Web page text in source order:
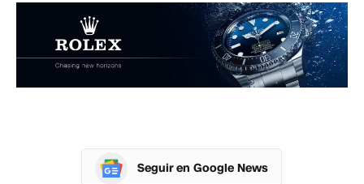
Seguir en Google News